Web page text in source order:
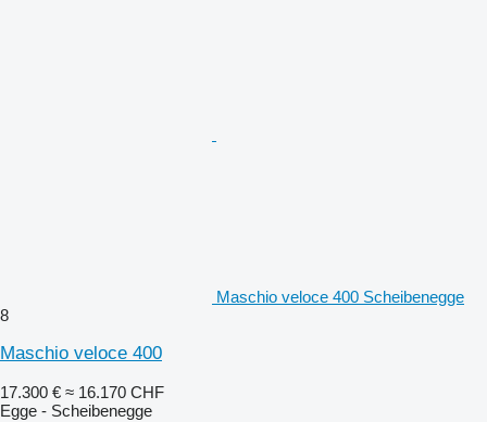
Maschio veloce 400 Scheibenegge
8
Maschio veloce 400
17.300 € ≈ 16.170 CHF
Egge - Scheibenegge